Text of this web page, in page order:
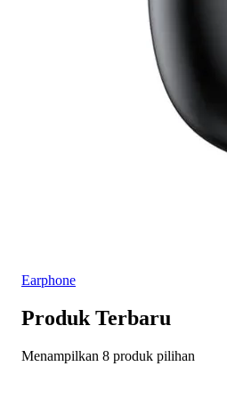
Earphone
Produk Terbaru
Menampilkan 8 produk pilihan